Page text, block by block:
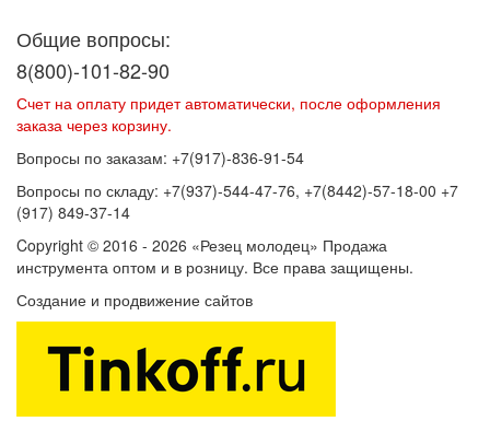
Общие вопросы:
8(800)-101-82-90
Счет на оплату придет автоматически, после оформления
заказа через корзину.
Вопросы по заказам: +7(917)-836-91-54
Вопросы по складу: +7(937)-544-47-76, +7(8442)-57-18-00 +7
(917) 849-37-14
Copyright © 2016 - 2026 «Резец молодец» Продажа
инструмента оптом и в розницу. Все права защищены.
Создание и продвижение сайтов